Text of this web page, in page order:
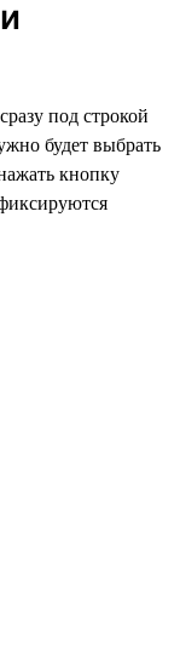
под строкой
будет выбрать
кнопку